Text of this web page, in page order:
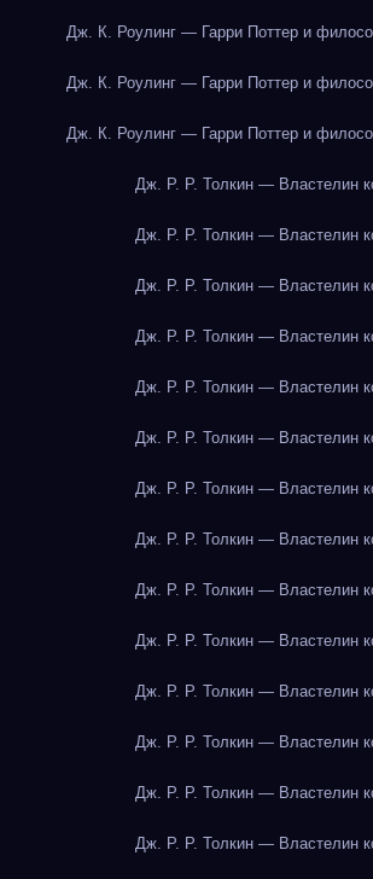
Дж. К. Роулинг — Гарри Поттер и
Дж. К. Роулинг — Гарри Поттер и
Дж. К. Роулинг — Гарри Поттер и
Дж. Р. Р. Толкин — Властелин
Дж. Р. Р. Толкин — Властелин
Дж. Р. Р. Толкин — Властелин
Дж. Р. Р. Толкин — Властелин
Дж. Р. Р. Толкин — Властелин
Дж. Р. Р. Толкин — Властелин
Дж. Р. Р. Толкин — Властелин
Дж. Р. Р. Толкин — Властелин
Дж. Р. Р. Толкин — Властелин
Дж. Р. Р. Толкин — Властелин
Дж. Р. Р. Толкин — Властелин
Дж. Р. Р. Толкин — Властелин
Дж. Р. Р. Толкин — Властелин
Дж. Р. Р. Толкин — Властелин